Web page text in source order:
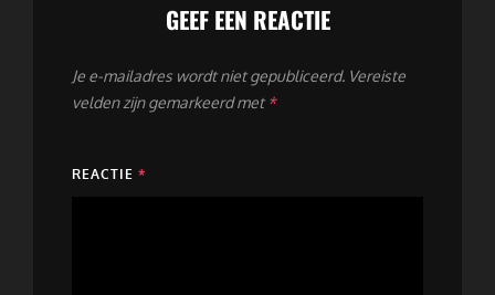
GEEF EEN REACTIE
Je e-mailadres wordt niet gepubliceerd. Vereiste
velden zijn gemarkeerd met *
REACTIE *